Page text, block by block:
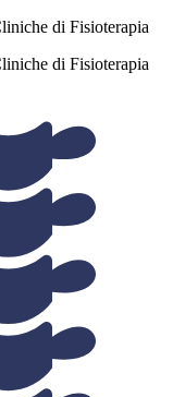
di Fisioterapia
di Fisioterapia